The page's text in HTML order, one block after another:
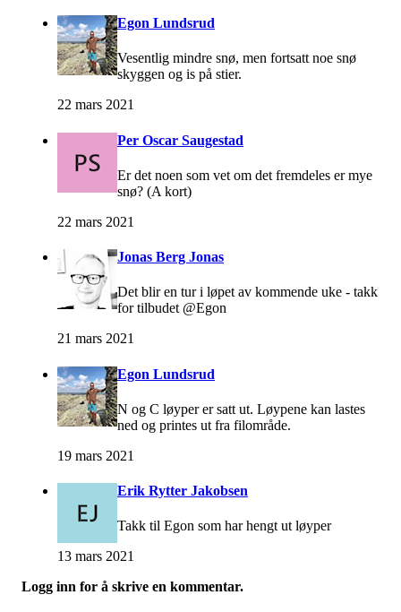
Egon Lundsrud
Vesentlig mindre snø, men fortsatt noe snø
skyggen og is på stier.
22 mars 2021
Per Oscar Saugestad
Er det noen som vet om det fremdeles er mye
snø? (A kort)
22 mars 2021
Jonas Berg Jonas
Det blir en tur i løpet av kommende uke - takk
for tilbudet @Egon
21 mars 2021
Egon Lundsrud
N og C løyper er satt ut. Løypene kan lastes
ned og printes ut fra filområde.
19 mars 2021
Erik Rytter Jakobsen
Takk til Egon som har hengt ut løyper
13 mars 2021
Logg inn for å skrive en kommentar.